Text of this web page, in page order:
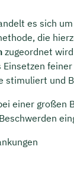
es sich
die
zugeordnet
feiner
stimuliert und
einer großen